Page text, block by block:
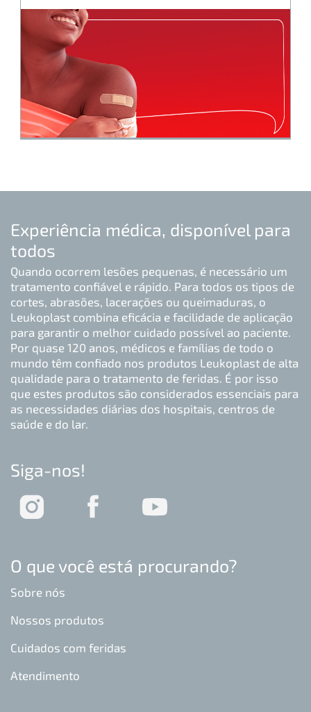
Experiência médica, disponível para
todos
Quando ocorrem lesões pequenas, é necessário um
tratamento confiável e rápido. Para todos os tipos de
cortes, abrasões, lacerações ou queimaduras, o
Leukoplast combina eficácia e facilidade de aplicação
para garantir o melhor cuidado possível ao paciente.
Por quase 120 anos, médicos e famílias de todo o
mundo têm confiado nos produtos Leukoplast de alta
qualidade para o tratamento de feridas. É por isso
que estes produtos são considerados essenciais para
as necessidades diárias dos hospitais, centros de
saúde e do lar.
Siga-nos!
O que você está procurando?
Sobre nós
Nossos produtos
Cuidados com feridas
Atendimento